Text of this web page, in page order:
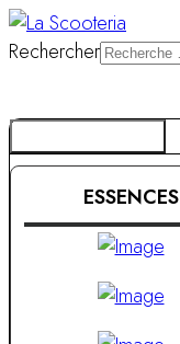
Rechercher
ESSENCES